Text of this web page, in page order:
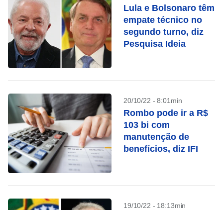
Lula e Bolsonaro têm
empate técnico no
segundo turno, diz
Pesquisa Ideia
20/10/22 - 8:01min
Rombo pode ir a R$
103 bi com
manutenção de
benefícios, diz IFI
19/10/22 - 18:13min